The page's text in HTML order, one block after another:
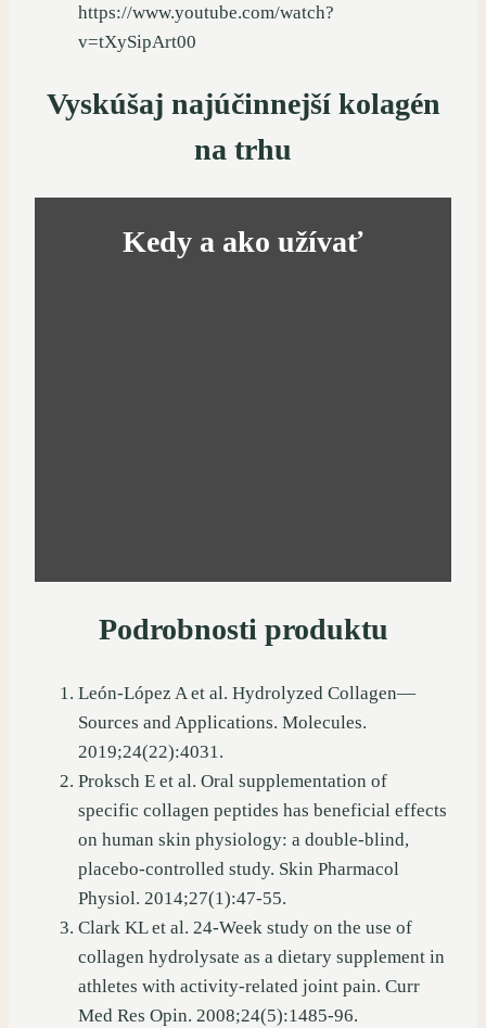
https://www.youtube.com/watch?
v=tXySipArt00
Vyskúšaj najúčinnejší kolagén
na trhu
Kedy a ako užívať
Podrobnosti produktu
León-López A et al. Hydrolyzed Collagen—
Sources and Applications. Molecules.
2019;24(22):4031.
Proksch E et al. Oral supplementation of
specific collagen peptides has beneficial effects
on human skin physiology: a double-blind,
placebo-controlled study. Skin Pharmacol
Physiol. 2014;27(1):47-55.
Clark KL et al. 24-Week study on the use of
collagen hydrolysate as a dietary supplement in
athletes with activity-related joint pain. Curr
Med Res Opin. 2008;24(5):1485-96.